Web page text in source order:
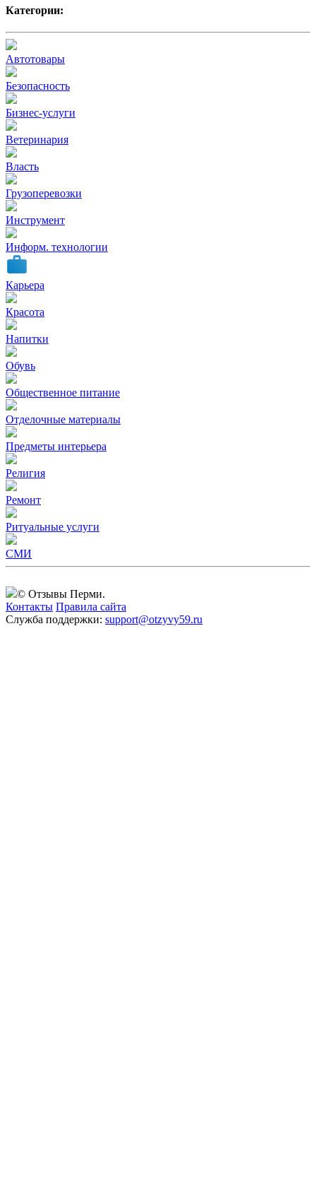
Категории:
Автотовары
Безопасность
Бизнес-услуги
Ветеринария
Власть
Грузоперевозки
Инструмент
Информ. технологии
Карьера
Красота
Напитки
Обувь
Общественное питание
Отделочные материалы
Предметы интерьера
Религия
Ремонт
Ритуальные услуги
СМИ
© Отзывы Перми.
Контакты Правила сайта
Служба поддержки: support@otzyvy59.ru